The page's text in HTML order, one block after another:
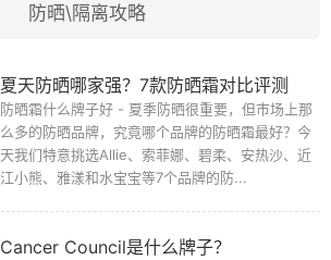
防晒\隔离攻略
夏天防晒哪家强？7款防晒霜对比评测
防晒霜什么牌子好 - 夏季防晒很重要，但市场上那
么多的防晒品牌，究竟哪个品牌的防晒霜最好？今
天我们特意挑选Allie、索菲娜、碧柔、安热沙、近
江小熊、雅漾和水宝宝等7个品牌的防...
Cancer Council是什么牌子？